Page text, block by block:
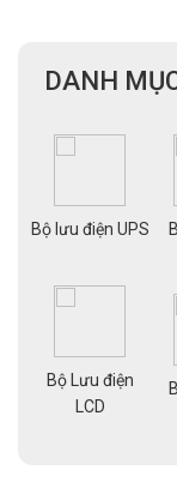
DANH
Bộ lưu điện UPS
Bộ Lưu điện
LCD